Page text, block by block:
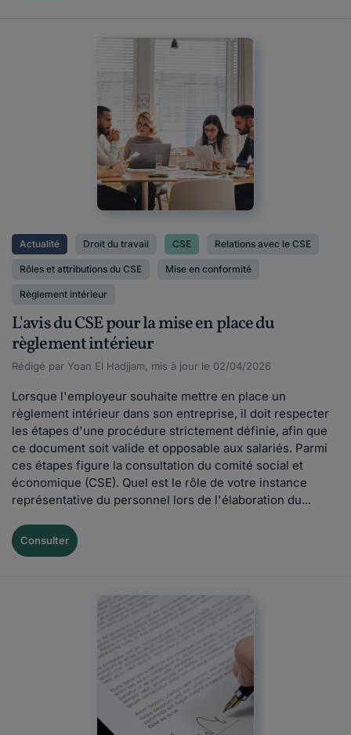
Actualité Droit du travail CSE Relations avec le CSE
Rôles et attributions du CSE Mise en conformité
Règlement intérieur
L'avis du CSE pour la mise en place du
règlement intérieur
Rédigé par Yoan El Hadjjam, mis à jour le 02/04/2026
Lorsque l'employeur souhaite mettre en place un
règlement intérieur dans son entreprise, il doit respecter
les étapes d'une procédure strictement définie, afin que
ce document soit valide et opposable aux salariés. Parmi
ces étapes figure la consultation du comité social et
économique (CSE). Quel est le rôle de votre instance
représentative du personnel lors de l'élaboration du...
Consulter